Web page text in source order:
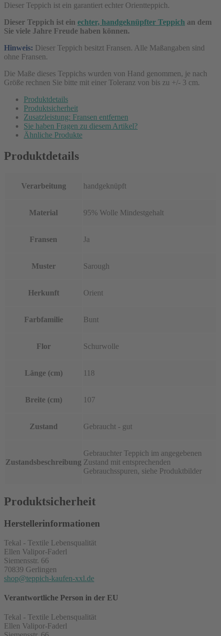
Dieser Teppich ist ein garantiert echter Orientteppich.
Dieser Teppich ist ein echter, handgeknüpfter Teppich an dem
Sie viele Jahre Freude haben können.
Hinweis: Dieser Teppich besitzt Fransen. Alle Maßangaben sind
ohne Fransen.
Die Maße dieses Teppichs wurden von Hand genommen, je nach
Größe rechnen Sie bitte mit einer Toleranz von bis zu +/- 3 cm.
Produktdetails
Produktsicherheit
Zusatzleistung: Fransen entfernen
Sie haben Fragen zu diesem Artikel?
Ähnliche Produkte
Produktdetails
Verarbeitung handgeknüpft
Material 95% Wolle Mindestgehalt
Fransen Ja
Muster Sarough
Herkunft Orient
Farbfamilie Bunt
Flor Schurwolle
Länge (cm) 118
Breite (cm) 107
Zustand Gebraucht - gut
Zustandsbeschreibung
Gebrauchter Teppich im angegebenen
Zustand mit entsprechenden
Gebrauchsspuren, siehe Produktbilder
Produktsicherheit
Herstellerinformationen
Tekal - Textile Lebensqualität
Ellen Valipor-Faderl
Siemensstr. 66
70839 Gerlingen
shop@teppich-kaufen-xxl.de
Verantwortliche Person in der EU
Tekal - Textile Lebensqualität
Ellen Valipor-Faderl